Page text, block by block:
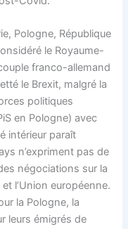
Pologne, République
le Royaume-
franco-allemand
le Brexit, malgré la
politiques
en Pologne) avec
intérieur paraît
n’expriment pas de
négociations sur la
l’Union européenne.
la Pologne, la
leurs émigrés de